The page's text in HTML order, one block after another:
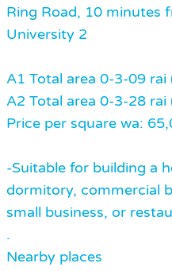
Ring Road, 10 minutes
University 2
A1 Total area 0-3-09 rai
A2 Total area 0-3-28 rai
Price per square wa:
-Suitable for building a
dormitory, commercial
small business, or
.
Nearby places